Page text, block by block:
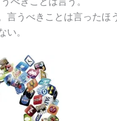
うべきことは言ったほ
。